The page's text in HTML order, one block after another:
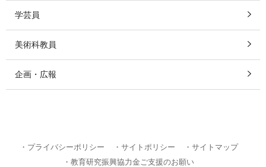
学芸員
美術科教員
企画・広報
・プライバシーポリシー ・サイトポリシー
・サイトマップ
・教育研究振興協力金ご支援のお願い